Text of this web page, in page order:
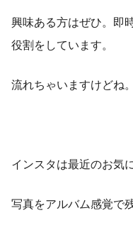
興味ある方はぜひ。即
役割をしています。
流れちゃいますけどね。
インスタは最近のお気
写真をアルバム感覚で